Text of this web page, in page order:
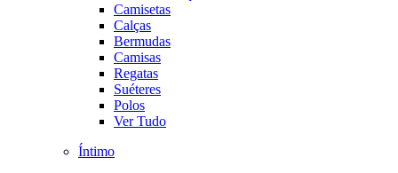
Camisetas
Calças
Bermudas
Camisas
Regatas
Suéteres
Polos
Ver Tudo
Íntimo